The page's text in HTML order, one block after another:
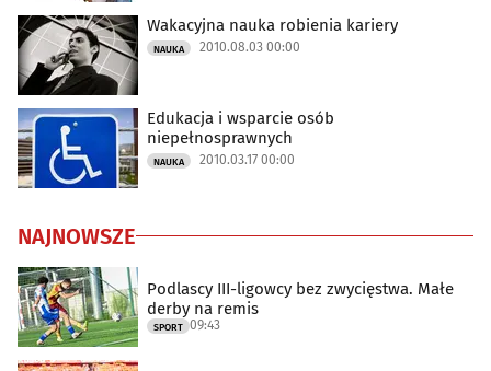
Wakacyjna nauka robienia kariery
NAUKA 2010.08.03 00:00
Edukacja i wsparcie osób
niepełnosprawnych
NAUKA 2010.03.17 00:00
NAJNOWSZE
Podlascy III-ligowcy bez zwycięstwa. Małe
derby na remis
SPORT 09:43